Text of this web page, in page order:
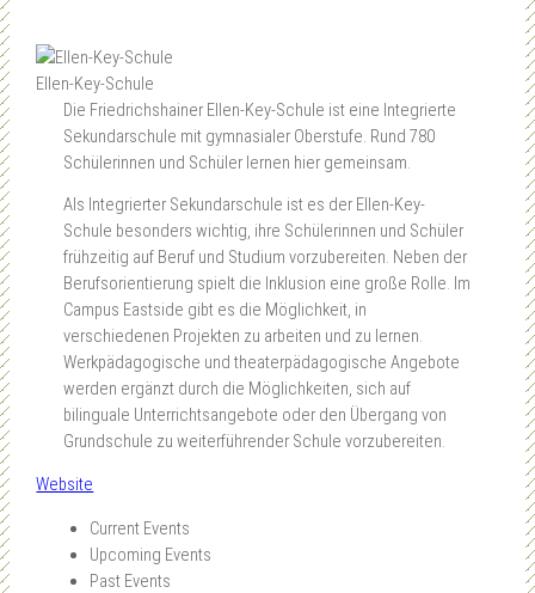
Ellen-Key-Schule
Die Friedrichshainer Ellen-Key-Schule ist eine Integrierte
Sekundarschule mit gymnasialer Oberstufe. Rund 780
Schülerinnen und Schüler lernen hier gemeinsam.
Als Integrierter Sekundarschule ist es der Ellen-Key-
Schule besonders wichtig, ihre Schülerinnen und Schüler
frühzeitig auf Beruf und Studium vorzubereiten. Neben der
Berufsorientierung spielt die Inklusion eine große Rolle. Im
Campus Eastside gibt es die Möglichkeit, in
verschiedenen Projekten zu arbeiten und zu lernen.
Werkpädagogische und theaterpädagogische Angebote
werden ergänzt durch die Möglichkeiten, sich auf
bilinguale Unterrichtsangebote oder den Übergang von
Grundschule zu weiterführender Schule vorzubereiten.
Website
Current Events
Upcoming Events
Past Events